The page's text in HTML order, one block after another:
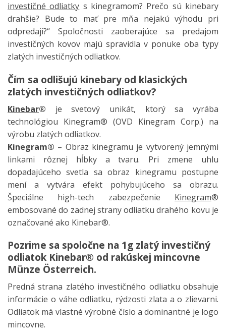
investičné odliatky s kinegramom? Prečo sú kinebary
drahšie? Bude to mať pre mňa nejakú výhodu pri
odpredaji?“ Spoločnosti zaoberajúce sa predajom
investičných kovov majú spravidla v ponuke oba typy
zlatých investičných odliatkov.
Čím sa odlišujú kinebary od klasických
zlatých investičných odliatkov?
Kinebar® je svetový unikát, ktorý sa vyrába
technológiou Kinegram® (OVD Kinegram Corp.) na
výrobu zlatých odliatkov.
Kinegram® – Obraz kinegramu je vytvorený jemnými
linkami rôznej hĺbky a tvaru. Pri zmene uhlu
dopadajúceho svetla sa obraz kinegramu postupne
mení a vytvára efekt pohybujúceho sa obrazu.
Špeciálne high-tech zabezpečenie Kinegram®
embosované do zadnej strany odliatku drahého kovu je
označované ako Kinebar®.
Pozrime sa spoločne na 1g zlatý investičný
odliatok Kinebar® od rakúskej mincovne
Münze Österreich.
Predná strana zlatého investičného odliatku obsahuje
informácie o váhe odliatku, rýdzosti zlata a o zlievarni.
Odliatok má vlastné výrobné číslo a dominantné je logo
mincovne.